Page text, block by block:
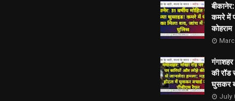
कमरे में
कोहराम
की रॉड
घुसकर
July